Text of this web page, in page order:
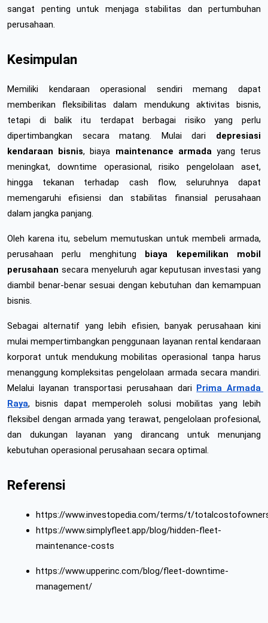
sangat penting untuk menjaga stabilitas dan pertumbuhan
perusahaan.
Kesimpulan
Memiliki kendaraan operasional sendiri memang dapat
memberikan fleksibilitas dalam mendukung aktivitas bisnis,
tetapi di balik itu terdapat berbagai risiko yang perlu
dipertimbangkan secara matang. Mulai dari depresiasi
kendaraan bisnis, biaya maintenance armada yang terus
meningkat, downtime operasional, risiko pengelolaan aset,
hingga tekanan terhadap cash flow, seluruhnya dapat
memengaruhi efisiensi dan stabilitas finansial perusahaan
dalam jangka panjang.
Oleh karena itu, sebelum memutuskan untuk membeli armada,
perusahaan perlu menghitung biaya kepemilikan mobil
perusahaan secara menyeluruh agar keputusan investasi yang
diambil benar-benar sesuai dengan kebutuhan dan kemampuan
bisnis.
Sebagai alternatif yang lebih efisien, banyak perusahaan kini
mulai mempertimbangkan penggunaan layanan rental kendaraan
korporat untuk mendukung mobilitas operasional tanpa harus
menanggung kompleksitas pengelolaan armada secara mandiri.
Melalui layanan transportasi perusahaan dari Prima Armada
Raya, bisnis dapat memperoleh solusi mobilitas yang lebih
fleksibel dengan armada yang terawat, pengelolaan profesional,
dan dukungan layanan yang dirancang untuk menunjang
kebutuhan operasional perusahaan secara optimal.
Referensi
https://www.investopedia.com/terms/t/
https://www.simplyfleet.app/blog/hidden-fleet-
maintenance-costs
https://www.upperinc.com/blog/fleet-downtime-
management/